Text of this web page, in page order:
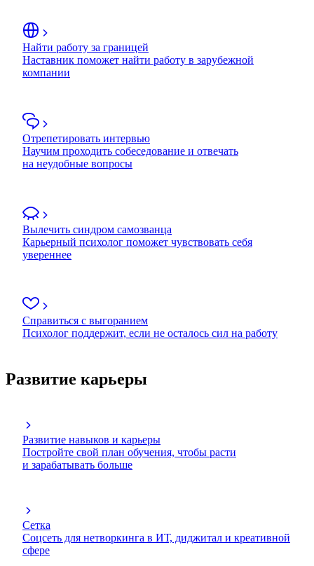
Найти работу за границей
Наставник поможет найти работу в зарубежной
компании
Отрепетировать интервью
Научим проходить собеседование и отвечать
на неудобные вопросы
Вылечить синдром самозванца
Карьерный психолог поможет чувствовать себя
увереннее
Справиться с выгоранием
Психолог поддержит, если не осталось сил на работу
Развитие карьеры
Развитие навыков и карьеры
Постройте свой план обучения, чтобы расти
и зарабатывать больше
Сетка
Соцсеть для нетворкинга в ИТ, диджитал и креативной
сфере